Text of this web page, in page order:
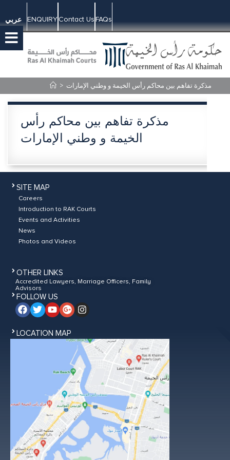
عربي ENQUIRYContact UsFAQs
> مذكرة تفاهم بين محاكم رأس الخيمة و وطني الإمارات
مذكرة تفاهم بين محاكم رأس
الخيمة و وطني الإمارات
SITE MAP
Careers
Introduction to RAK Courts
Events and Activities
News
Photos and Videos
OTHER LINKS
Accredited Lawyers, Marriage Officers, Family
Advisors
FOLLOW US
LOCATION MAP